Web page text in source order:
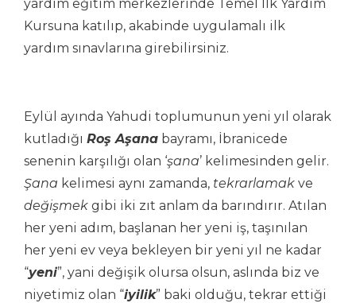
yardım eğitim merkezlerinde Temel İlk Yardım
Kursuna katılıp, akabinde uygulamalı ilk
yardım sınavlarına girebilirsiniz.
Eylül ayında Yahudi toplumunun yeni yıl olarak
kutladığı Roş Aşana bayramı, İbranicede
senenin karşılığı olan ‘şana’ kelimesinden gelir.
Şana kelimesi aynı zamanda, tekrarlamak ve
değişmek gibi iki zıt anlam da barındırır. Atılan
her yeni adım, başlanan her yeni iş, taşınılan
her yeni ev veya bekleyen bir yeni yıl ne kadar
“yeni”, yani değişik olursa olsun, aslında biz ve
niyetimiz olan “iyilik” baki olduğu, tekrar ettiği